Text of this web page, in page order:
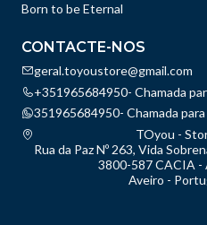
Born to be Eternal
CONTACTE-NOS
geral.toyoustore@gmail.com
+351965684950- Chamada
351965684950- Chamada
TOyou -
Rua da Paz Nº 263, Vida
3800-587 CACIA -
Aveiro -